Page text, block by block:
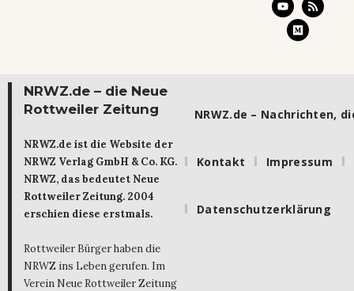
NRWZ.de – die Neue
Rottweiler Zeitung
NRWZ.de ist die Website der
NRWZ Verlag GmbH & Co. KG.
NRWZ, das bedeutet Neue
Rottweiler Zeitung. 2004
erschien diese erstmals.
Rottweiler Bürger haben die
NRWZ ins Leben gerufen. Im
Verein Neue Rottweiler Zeitung
NRWZ.de – Nachrichten,
Kontakt Impressum
Datenschutzerklärung